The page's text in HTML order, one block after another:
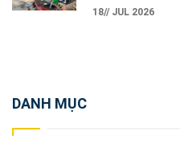
18// JUL 2026
DANH MỤC